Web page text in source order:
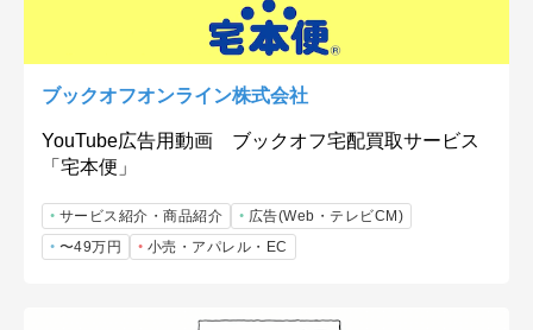
ブックオフオンライン株式会社
YouTube広告用動画 ブックオフ宅配買取サービス
「宅本便」
サービス紹介・商品紹介
広告(Web・テレビCM)
〜49万円
小売・アパレル・EC